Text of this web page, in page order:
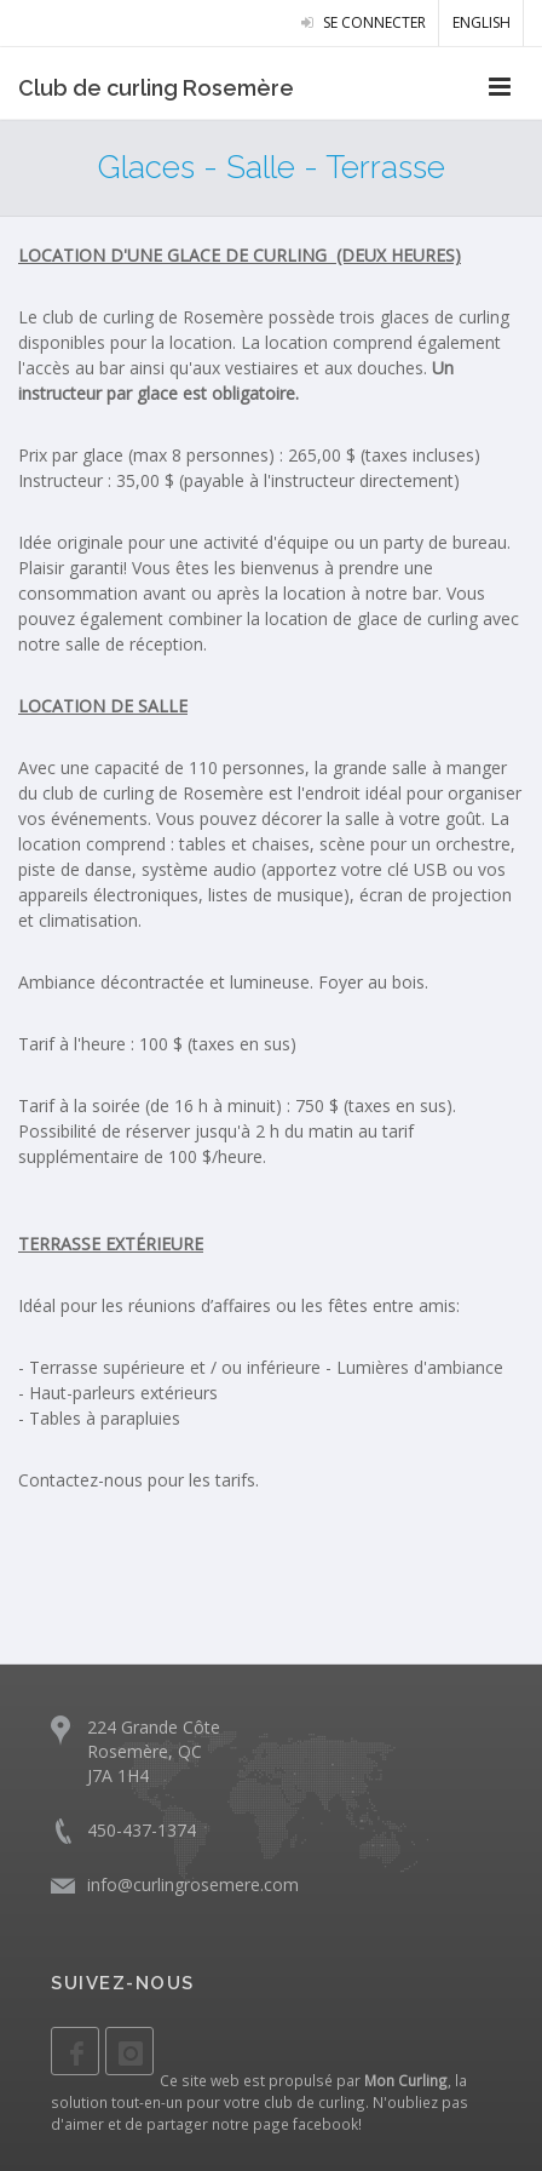
SE CONNECTER ENGLISH
Club de curling Rosemère
Glaces - Salle - Terrasse
LOCATION D'UNE GLACE DE CURLING (DEUX HEURES)
Le club de curling de Rosemère possède trois glaces de curling
disponibles pour la location. La location comprend également
l'accès au bar ainsi qu'aux vestiaires et aux douches. Un
instructeur par glace est obligatoire.
Prix par glace (max 8 personnes) : 265,00 $ (taxes incluses)
Instructeur : 35,00 $ (payable à l'instructeur directement)
Idée originale pour une activité d'équipe ou un party de bureau.
Plaisir garanti! Vous êtes les bienvenus à prendre une
consommation avant ou après la location à notre bar. Vous
pouvez également combiner la location de glace de curling avec
notre salle de réception.
LOCATION DE SALLE
Avec une capacité de 110 personnes, la grande salle à manger
du club de curling de Rosemère est l'endroit idéal pour organiser
vos événements. Vous pouvez décorer la salle à votre goût. La
location comprend : tables et chaises, scène pour un orchestre,
piste de danse, système audio (apportez votre clé USB ou vos
appareils électroniques, listes de musique), écran de projection
et climatisation.
Ambiance décontractée et lumineuse. Foyer au bois.
Tarif à l'heure : 100 $ (taxes en sus)
Tarif à la soirée (de 16 h à minuit) : 750 $ (taxes en sus).
Possibilité de réserver jusqu'à 2 h du matin au tarif
supplémentaire de 100 $/heure.
TERRASSE EXTÉRIEURE
Idéal pour les réunions d’affaires ou les fêtes entre amis:
- Terrasse supérieure et / ou inférieure - Lumières d'ambiance
- Haut-parleurs extérieurs
- Tables à parapluies
Contactez-nous pour les tarifs.
224 Grande Côte
Rosemère, QC
J7A 1H4
450-437-1374
info@curlingrosemere.com
SUIVEZ-NOUS
Ce site web est propulsé par Mon Curling, la
solution tout-en-un pour votre club de curling. N'oubliez pas
d'aimer et de partager notre page facebook!